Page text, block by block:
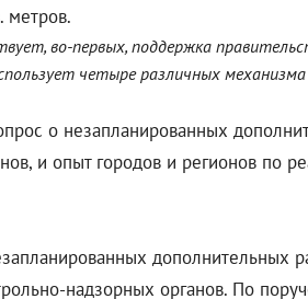
метров.
во-первых, поддержка
четыре различных
о незапланированных
и опыт городов и регионов по
надзорных органов. По